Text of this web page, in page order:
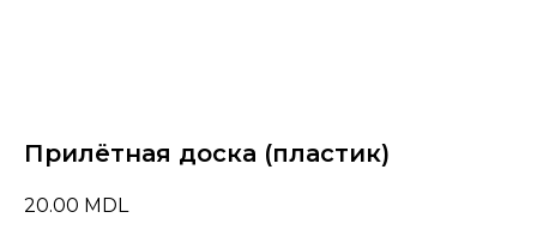
Прилётная доска (пластик)
20.00 MDL